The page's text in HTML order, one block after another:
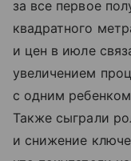
за все первое
квадратного
и цен в июле
увеличением
с одним
Также сыграли
и снижение